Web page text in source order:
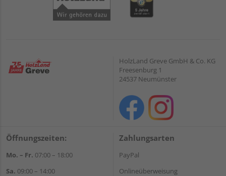
HolzLand Greve GmbH & Co. KG
Freesenburg 1
24537 Neumünster
Öffnungszeiten:
Mo. – Fr. 07:00 – 18:00
Sa. 09:00 – 14:00
Zahlungsarten
PayPal
Onlineüberweisung